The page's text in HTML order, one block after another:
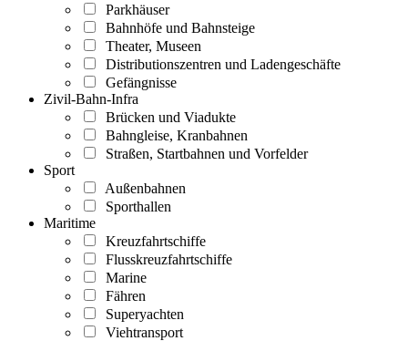
Parkhäuser
Bahnhöfe und Bahnsteige
Theater, Museen
Distributionszentren und Ladengeschäfte
Gefängnisse
Zivil-Bahn-Infra
Brücken und Viadukte
Bahngleise, Kranbahnen
Straßen, Startbahnen und Vorfelder
Sport
Außenbahnen
Sporthallen
Maritime
Kreuzfahrtschiffe
Flusskreuzfahrtschiffe
Marine
Fähren
Superyachten
Viehtransport